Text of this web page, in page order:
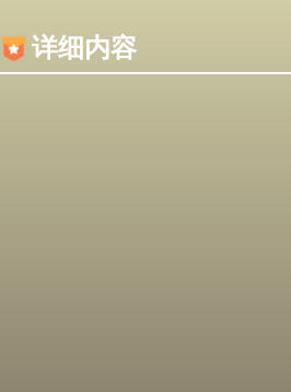
详细内容